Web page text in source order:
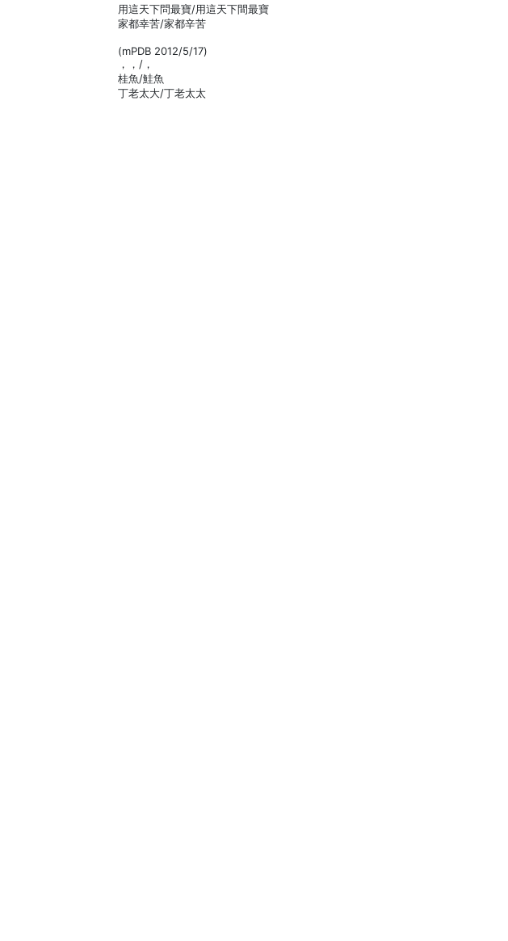
用這天下問最寶/用這天下間最寶
家都幸苦/家都辛苦
(mPDB 2012/5/17)
，，/，
桂魚/鮭魚
丁老太大/丁老太太